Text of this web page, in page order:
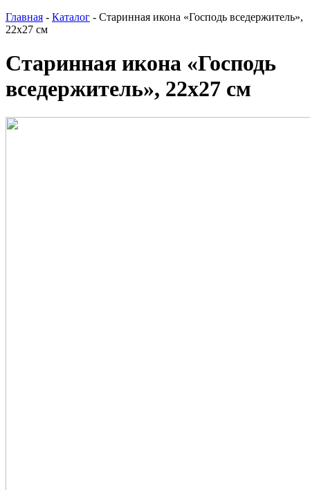
Главная - Каталог - Старинная икона «Господь вседержитель»,
22х27 см
Старинная икона «Господь
вседержитель», 22х27 см